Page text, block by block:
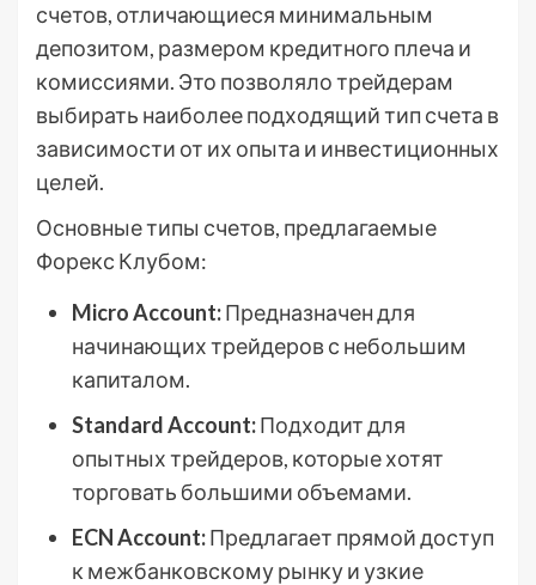
счетов, отличающиеся минимальным
депозитом, размером кредитного плеча и
комиссиями. Это позволяло трейдерам
выбирать наиболее подходящий тип счета в
зависимости от их опыта и инвестиционных
целей.
Основные типы счетов, предлагаемые
Форекс Клубом:
Micro Account:Предназначен для
начинающих трейдеров с небольшим
капиталом.
Standard Account:Подходит для
опытных трейдеров, которые хотят
торговать большими объемами.
ECN Account:Предлагает прямой доступ
к межбанковскому рынку и узкие